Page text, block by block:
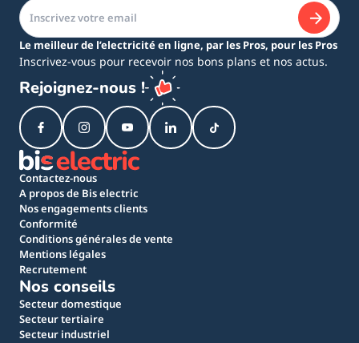
Le meilleur de l’electricité en ligne, par les Pros, pour les Pros
Inscrivez-vous pour recevoir nos bons plans et nos actus.
Rejoignez-nous !
Contactez-nous
A propos de Bis electric
Nos engagements clients
Conformité
Conditions générales de vente
Mentions légales
Recrutement
Nos conseils
Secteur domestique
Secteur tertiaire
Secteur industriel